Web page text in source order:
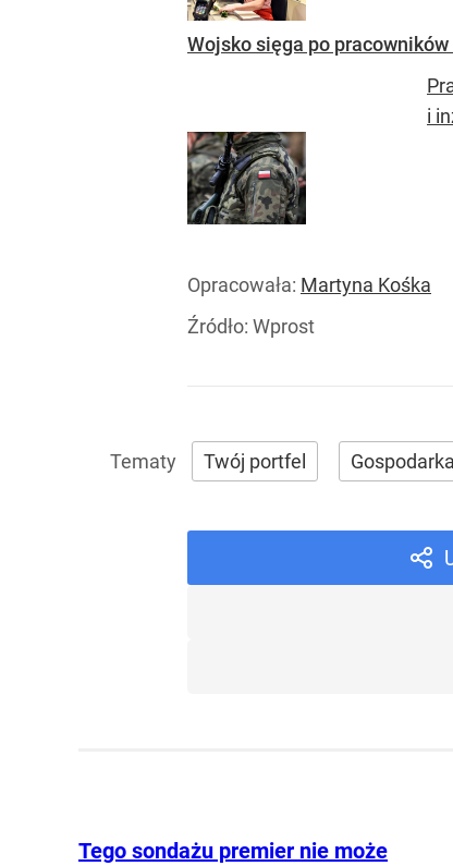
Wojsko sięga po
i
Opracowała: Martyna Kośka
Źródło: Wprost
Twój portfel Gospodarka
Tego sondażu premier nie może